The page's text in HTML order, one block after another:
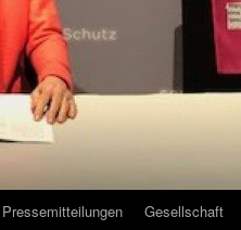
Pressemitteilungen Gesellschaft